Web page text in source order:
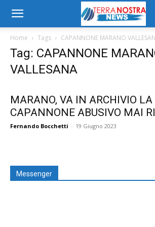
Home Tags CAPANNONE MARANO
Tag: CAPANNONE
VALLESANA
MARANO, VA IN ARCHIVIO
CAPANNONE ABUSIVO MAI
Fernando Bocchetti - 19 Giugno 2023
Messenger